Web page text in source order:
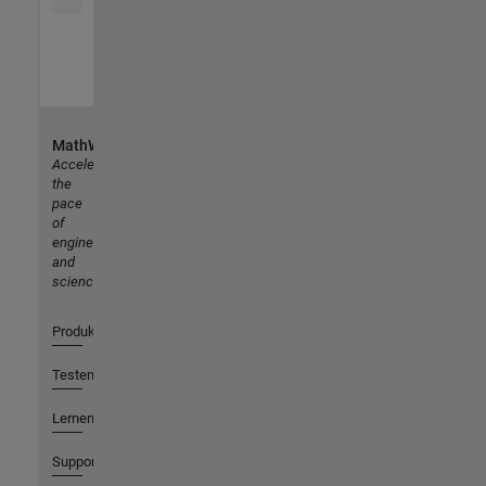
MathWorks
Accelerating
the
pace
of
engineering
and
science
Produkte
Testen oder Kaufen
Lernen
Support